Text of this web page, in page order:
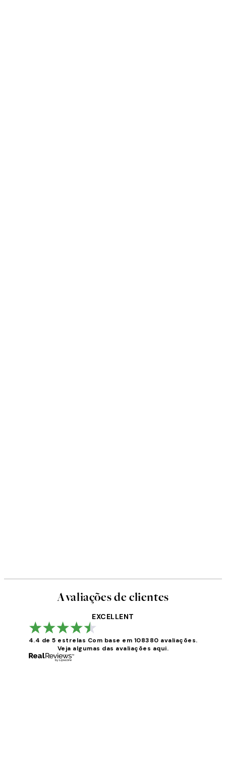
Avaliações de clientes
EXCELLENT
4.4 de 5 estrelas Com base em 108380 avaliações.
Veja algumas das avaliações aqui.